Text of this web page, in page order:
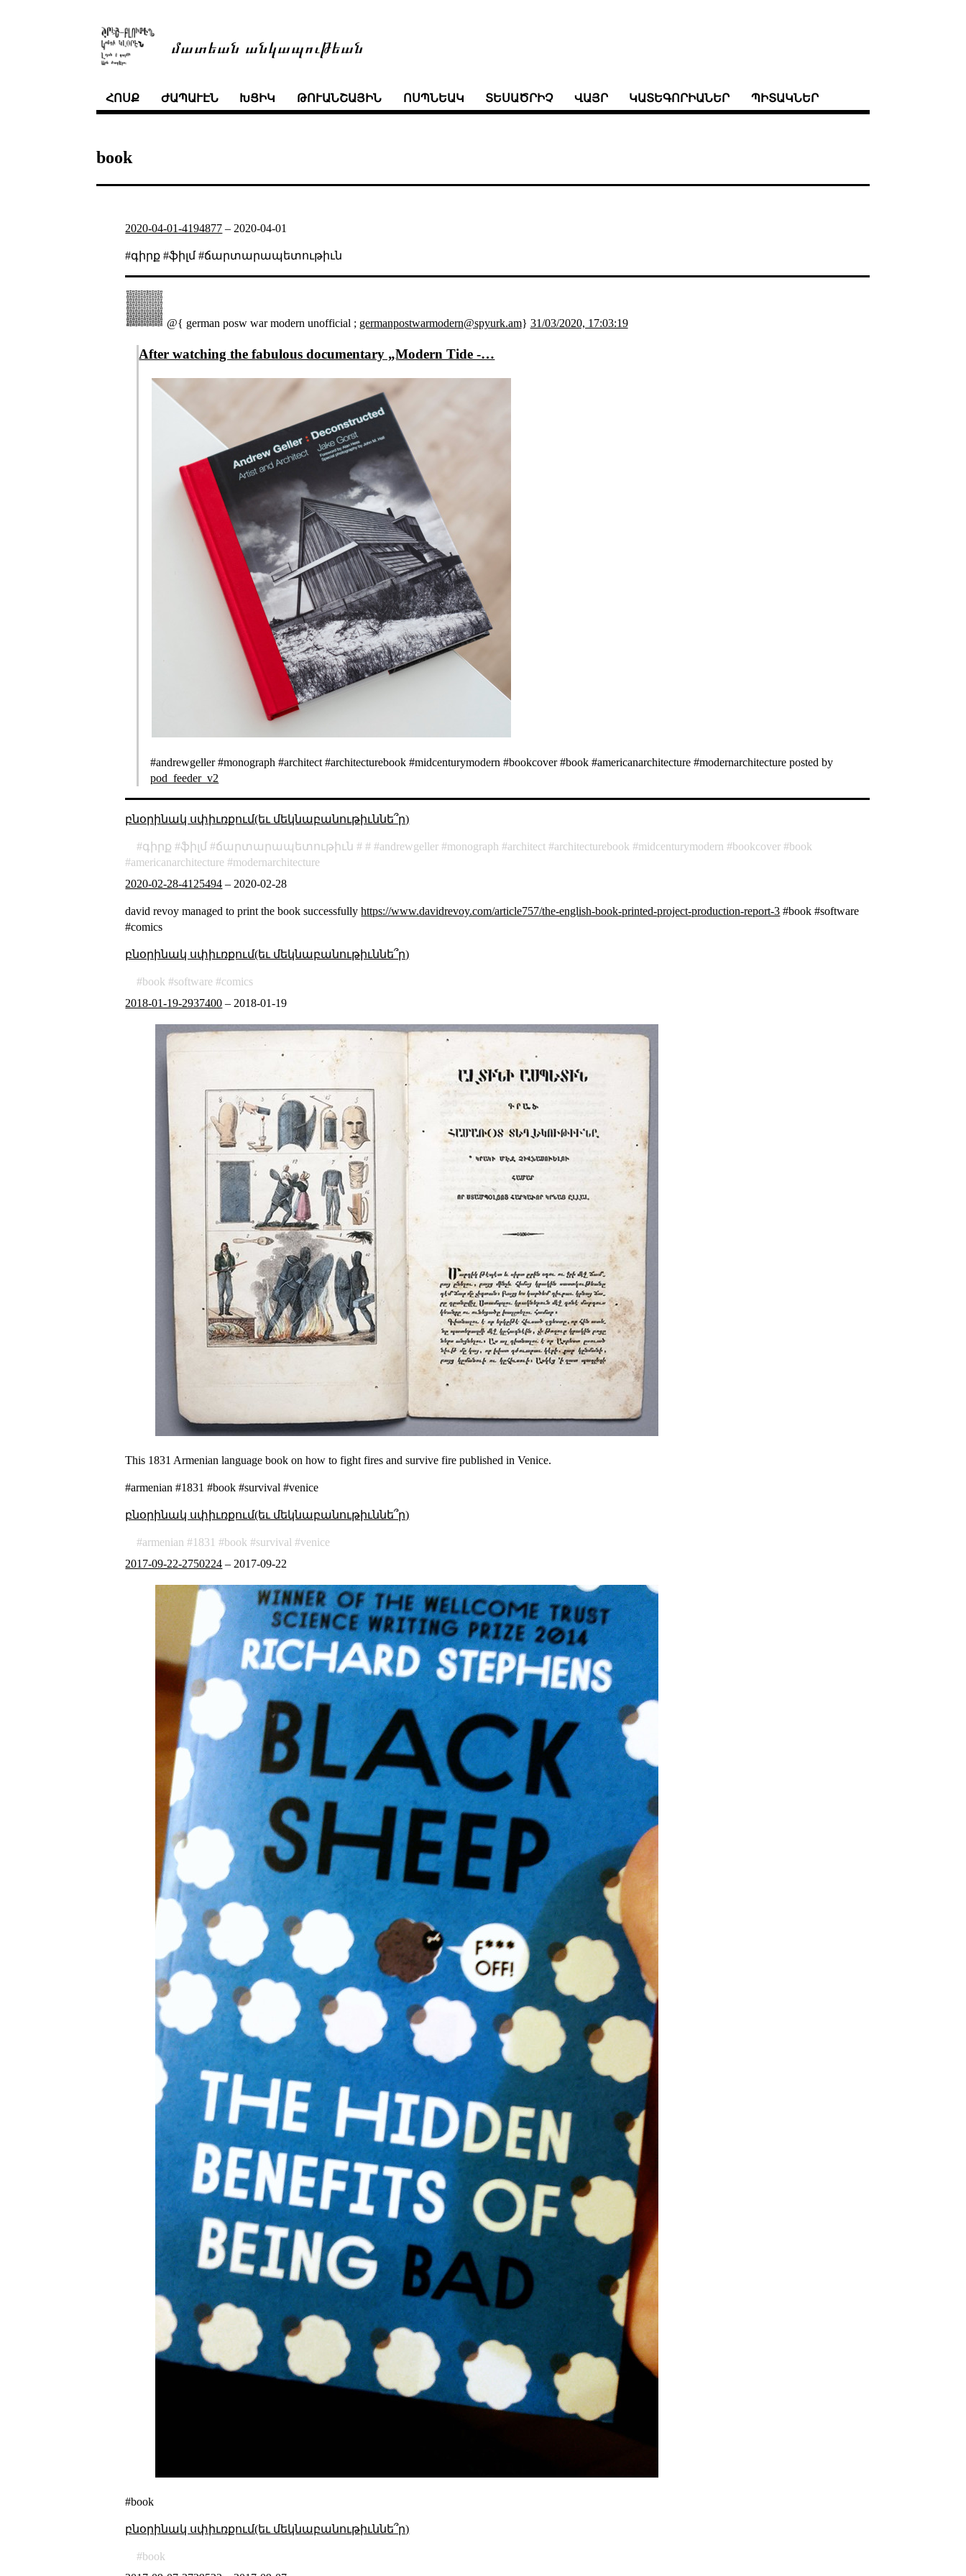
մատեան անկապութեան
ՀՈՍՔ ԺԱՊԱՒԷՆ ԽՑԻԿ ԹՈՒԱՆՇԱՅԻՆ ՈՍՊՆԵԱԿ ՏԵՍԱԾՐԻՉ ՎԱՅՐ ԿԱՏԵԳՈՐԻԱՆԵՐ ՊԻՏԱԿՆԵՐ
book
2020-04-01-4194877 – 2020-04-01
#գիրք #ֆիլմ #ճարտարապետութիւն
@{ german posw war modern unofficial ; germanpostwarmodern@spyurk.am} 31/03/2020, 17:03:19
After watching the fabulous documentary „Modern Tide -…
#andrewgeller #monograph #architect #architecturebook #midcenturymodern #bookcover #book #americanarchitecture #modernarchitecture posted by
pod_feeder_v2
բնօրինակ սփիւռքում(եւ մեկնաբանութիւննե՞ր)
գիրք ֆիլմ ճարտարապետութիւն andrewgeller monograph architect architecturebook midcenturymodern bookcover
book
americanarchitecture
modernarchitecture
2020-02-28-4125494 – 2020-02-28
david revoy managed to print the book successfullyhttps://www.davidrevoy.com/article757/the-english-book-printed-project-production-report-3 #book #software
#comics
բնօրինակ սփիւռքում(եւ մեկնաբանութիւննե՞ր)
book software
comics
2018-01-19-2937400 – 2018-01-19
This 1831 Armenian language book on how to fight fires and survive fire published in Venice.
#armenian #1831 #book #survival #venice
բնօրինակ սփիւռքում(եւ մեկնաբանութիւննե՞ր)
armenian 1831 book survival
venice
2017-09-22-2750224 – 2017-09-22
#book
բնօրինակ սփիւռքում(եւ մեկնաբանութիւննե՞ր)
book